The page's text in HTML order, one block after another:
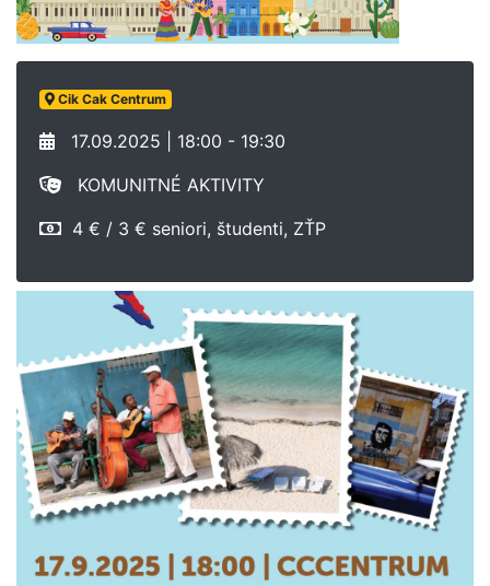
Cik Cak Centrum
17.09.2025 | 18:00 - 19:30
KOMUNITNÉ AKTIVITY
4 € / 3 € seniori, študenti, ZŤP